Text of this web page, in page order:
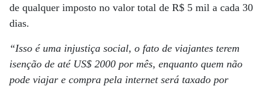
de qualquer imposto no valor total de R$ 5 mil a cada 30
dias.
“Isso é uma injustiça social, o fato de viajantes terem
isenção de até US$ 2000 por mês, enquanto quem não
pode viajar e compra pela internet será taxado por